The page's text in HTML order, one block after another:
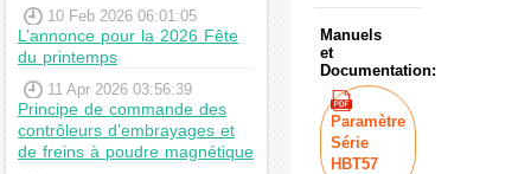
10 Feb 2026 06:01:05
L’annonce pour la 2026 Fête
du printemps
11 Apr 2026 03:56:39
Principe de commande des
contrôleurs d’embrayages et
de freins à poudre magnétique
Manuels
et
Documentation:
Paramètre
Série
HBT57